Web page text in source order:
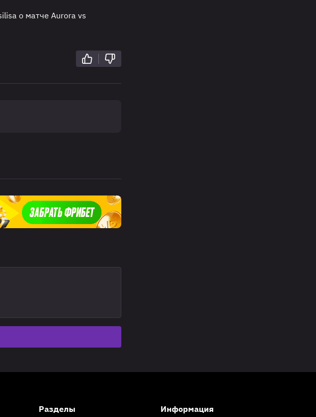
о матче Aurora vs
Разделы
Информация